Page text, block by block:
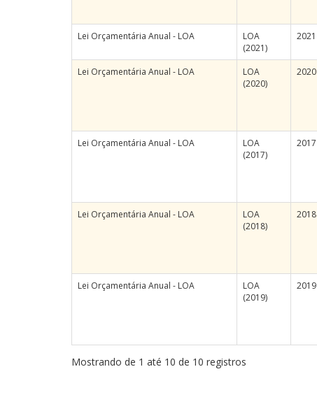
Lei Orçamentária Anual - LOA
LOA
(2021)
2021
Lei Orçamentária Anual - LOA
LOA
(2020)
2020
Lei Orçamentária Anual - LOA
LOA
(2017)
2017
Lei Orçamentária Anual - LOA
LOA
(2018)
2018
Lei Orçamentária Anual - LOA
LOA
(2019)
2019
Mostrando de 1 até 10 de 10 registros